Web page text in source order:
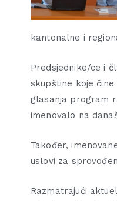
kantonalne i
Predsjednike/ce i
skupštine koje
glasanja program
imenovalo na
Također,
uslovi za
Razmatrajući